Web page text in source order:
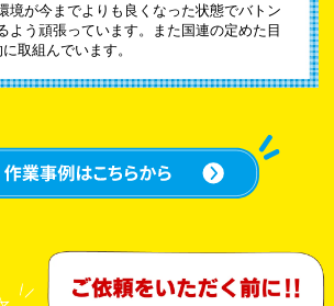
境が今までよりも良くなった状態でバトン
よう頑張っています。また国連の定めた目
取組んでいます。